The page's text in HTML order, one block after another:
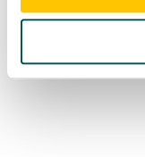
Vad blir räntan på ett